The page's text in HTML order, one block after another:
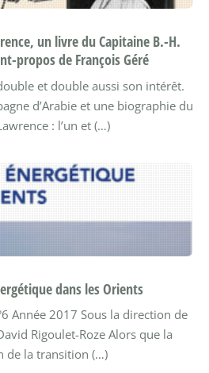
un livre du Capitaine B.-H.
propos de François Géré
et double aussi son intérêt.
d’Arabie et une biographie du
: l’un et (…)
dans les Orients
Année 2017 Sous la direction de
Rigoulet-Roze Alors que la
de la transition (…)